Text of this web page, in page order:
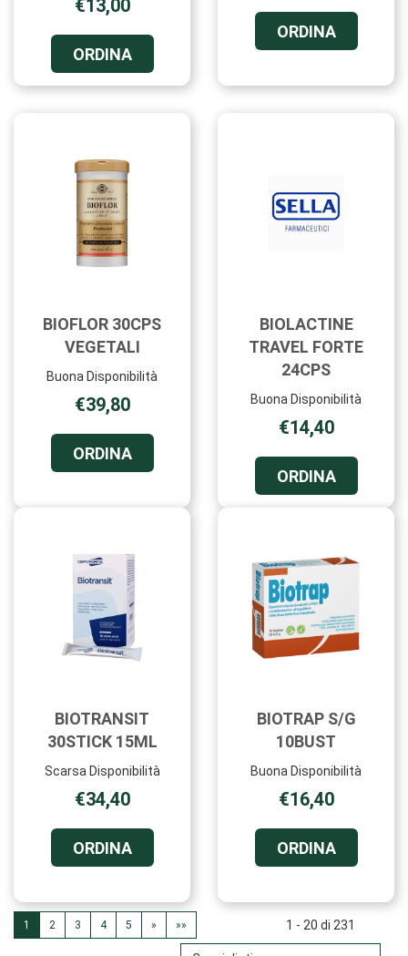
€13,00
ORDINA
ORDINA BIOCHETASI
DIGESTIONE
POC18CPR AL
ORDINA
M-
50ML
BIOFLOR 30CPS
VEGETALI
Buona Disponibilità
€39,80
ORDINA
30CPS
CARRELLO
BIOLACTINE
TRAVEL FORTE
24CPS
Buona Disponibilità
€14,40
ORDINA
TRAVEL
BIOTRANSIT
30STICK 15ML
Scarsa Disponibilità
€34,40
ORDINA
30STICK
CARRELLO
BIOTRAP S/G
10BUST
Buona Disponibilità
€16,40
ORDINA
S/G
1 2 3 4 5 » »» 1 - 20 di 231